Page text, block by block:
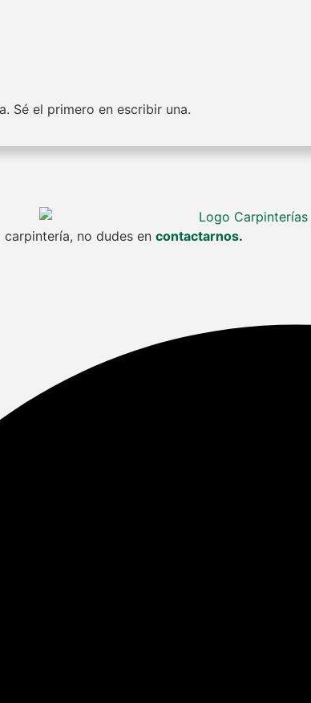
Sé el primero en escribir una.
no dudes en contactarnos.